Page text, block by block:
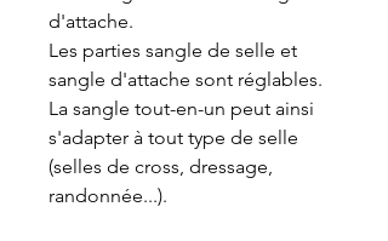
d'attache.
Les parties sangle de selle et
sangle d'attache sont réglables.
La sangle tout-en-un peut ainsi
s'adapter à tout type de selle
(selles de cross, dressage,
randonnée...).